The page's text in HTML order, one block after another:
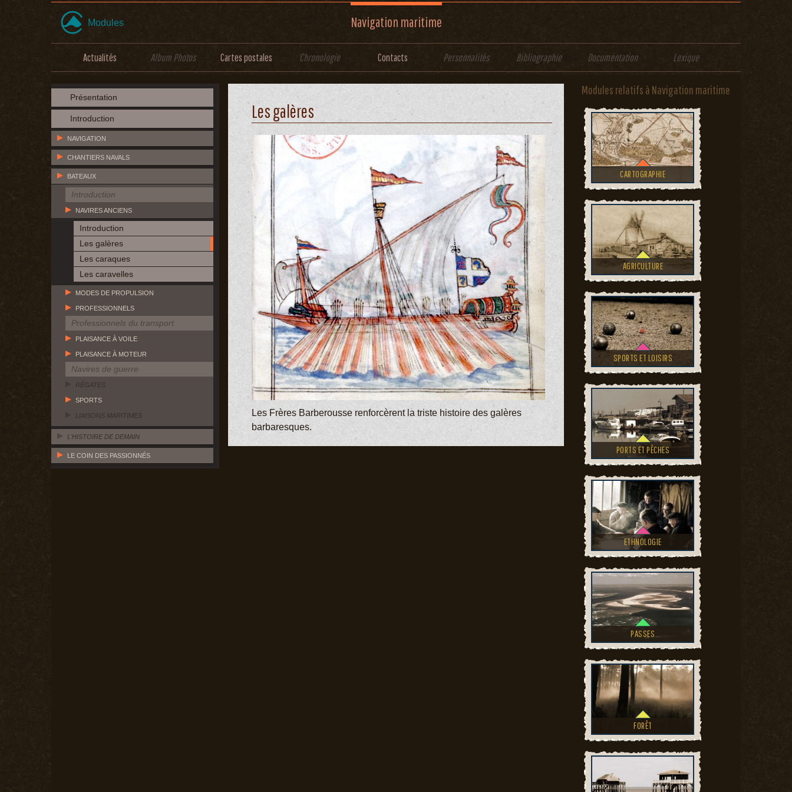
Modules Navigation maritime
Actualités Album Photos Cartes postales Chronologie Contacts Personnalités Bibliographie Documentation Lexique
Présentation
Introduction
NAVIGATION
CHANTIERS NAVALS
BATEAUX
Introduction
NAVIRES ANCIENS
Introduction
Les galères
Les caraques
Les caravelles
MODES DE PROPULSION
PROFESSIONNELS
Professionnels du transport
PLAISANCE À VOILE
PLAISANCE À MOTEUR
Navires de guerre
RÉGATES
SPORTS
LIAISONS MARITIMES
L'HISTOIRE DE DEMAIN
LE COIN DES PASSIONNÉS
Les galères
Les Frères Barberousse renforcèrent la triste histoire des galères
barbaresques.
Modules relatifs à Navigation maritime
CARTOGRAPHIE
AGRICULTURE
SPORTS ET LOISIRS
PORTS ET PÊCHES
ETHNOLOGIE
PASSES
FORÊT